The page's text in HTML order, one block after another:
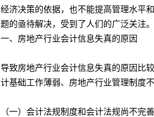
经济决策的依据，也不能提高管理水平
题的亟待解决，受到了人们的广泛关注。
一、房地产行业会计信息失真的原因
导致房地产行业会计信息失真的原因比
计基础工作薄弱、房地产行业管理制度
（一）会计法规制度和会计法规尚不完善